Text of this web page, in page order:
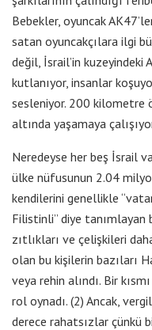
Bebekler, oyuncak
satan oyuncakçılara ilgi
değil, İsrail’in kuzeyindeki
kutlanıyor, insanlar
sesleniyor. 200 kilometre
altında yaşamaya
Neredeyse her beş İsrail
ülke nüfusunun 2.04
kendilerini genellikle
Filistinli” diye tanımlayan
zıtlıkları ve çelişkileri
olan bu kişilerin bazıları
veya rehin alındı. Bir
rol oynadı. (2) Ancak,
derece rahatsızlar çünkü